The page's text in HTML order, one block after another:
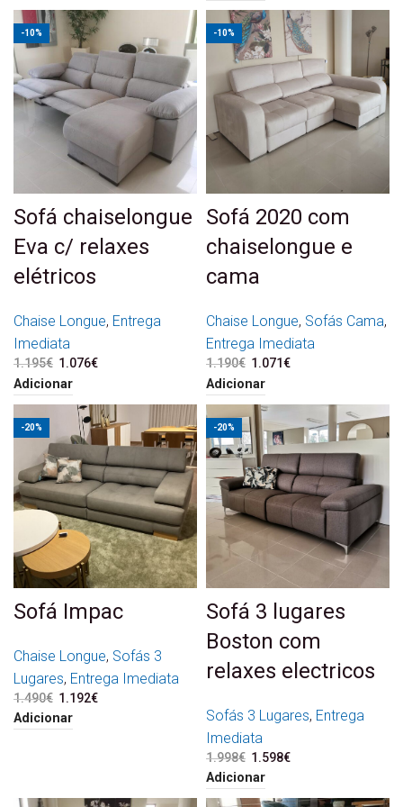
-10%
Sofá chaiselongue
Eva c/ relaxes
elétricos
Chaise Longue, Entrega
Imediata
1.195€ O preço original era:
1.195€.
1.076€
Adicionar
-10%
Sofá 2020 com
chaiselongue e
cama
Chaise Longue, Sofás Cama,
Entrega Imediata
1.190€ O preço original era:
1.190€.
1.071€
Adicionar
-20%
Sofá Impac
Chaise Longue, Sofás 3
Lugares, Entrega Imediata
1.490€ O preço original era:
1.490€.
1.192€
Adicionar
-20%
Sofá 3 lugares
Boston com
relaxes electricos
Sofás 3 Lugares, Entrega
Imediata
1.998€ O preço original era:
1.998€.
1.598€
Adicionar